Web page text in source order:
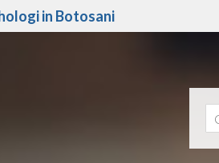
in Botosani